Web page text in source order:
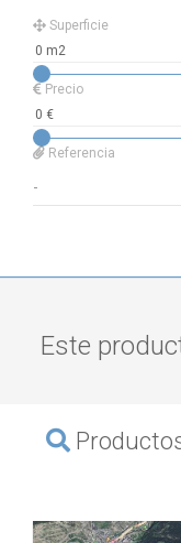
Superficie
Precio
Referencia
Este